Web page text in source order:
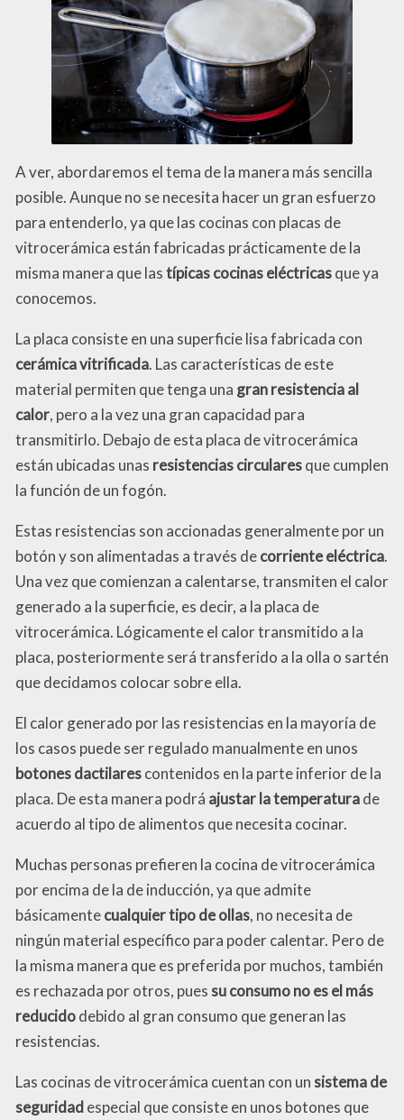
A ver, abordaremos el tema de la manera más sencilla
posible. Aunque no se necesita hacer un gran esfuerzo
para entenderlo, ya que las cocinas con placas de
vitrocerámica están fabricadas prácticamente de la
misma manera que lastípicas cocinas eléctricasque ya
conocemos.
La placa consiste en una superficie lisa fabricada con
cerámica vitrificada. Las características de este
material permiten que tenga una gran resistencia al
calor, pero a la vez una gran capacidad para
transmitirlo. Debajo de esta placa de vitrocerámica
están ubicadas unas resistencias circularesque cumplen
la función de un fogón.
Estas resistencias son accionadas generalmente por un
botón y son alimentadas a través decorriente eléctrica.
Una vez que comienzan a calentarse, transmiten el calor
generado a la superficie, es decir, a la placa de
vitrocerámica. Lógicamente el calor transmitido a la
placa, posteriormente será transferido a la olla o sartén
que decidamos colocar sobre ella.
El calor generado por las resistencias en la mayoría de
los casos puede ser regulado manualmente en unos
botones dactilarescontenidos en la parte inferior de la
placa. De esta manera podrá ajustar la temperaturade
acuerdo al tipo de alimentos que necesita cocinar.
Muchas personas prefieren la cocina de vitrocerámica
por encima de la de inducción, ya que admite
básicamentecualquier tipo de ollas, no necesita de
ningún material específico para poder calentar. Pero de
la misma manera que es preferida por muchos, también
es rechazada por otros, pues su consumo no es el más
reducidodebido al gran consumo que generan las
resistencias.
Las cocinas de vitrocerámica cuentan con un sistema de
seguridadespecial que consiste en unos botones que